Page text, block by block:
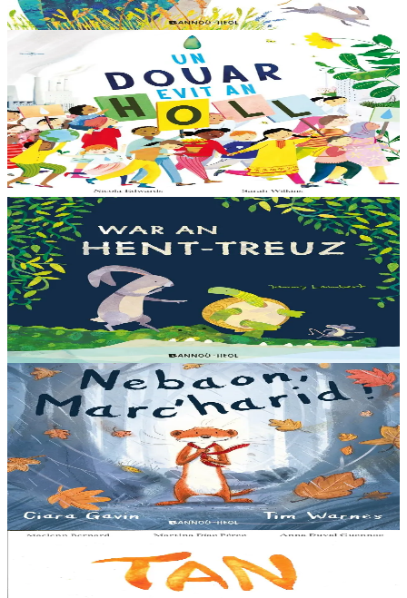
Er stok13,00 €
Bannoù-heol
Un douar evit an holl
Bras-divent eo hor planedenn ha kaer-meurbet ivez, met ezhomm he
deus ouzhin hag ouzhit. Reiñ da gompren gwelloc’h efedoù Mab-
den war hor planedenn a ra al levr kaer-mañ....
Er stok13,00 €
3 bloaz hag ouzhpenn
Bannoù-heol
War an hent-treuz
Piv a oar peseurt loened a c’haller gwelet er paludoù pa vez an noz
o serriñ ?... N’eus krokodil ebet avat. Peursur eo Logodennig. N’eo
ket ken sur he mignoned...
Er stok13,00 €
3 bloaz hag ouzhpenn
Bannoù-heol
Nebaon, Marc'harid !
An avel, ar glav... Ne blij ket tamm enet da Varc'harid Koant...
Spontet-mik e vez bewech zoken. Daoust ha Lagadeg, he mignonez
nevez, a zeuio a-benn da lakaat...
Er stok13,00 €
8 vloaz hag ouzhpenn